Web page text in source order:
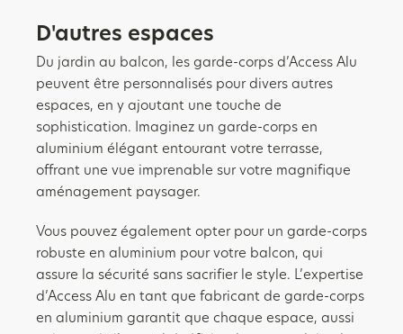
D'autres espaces
Du jardin au balcon, les garde-corps d’Access Alu
peuvent être personnalisés pour divers autres
espaces, en y ajoutant une touche de
sophistication. Imaginez un garde-corps en
aluminium élégant entourant votre terrasse,
offrant une vue imprenable sur votre magnifique
aménagement paysager.
Vous pouvez également opter pour un garde-corps
robuste en aluminium pour votre balcon, qui
assure la sécurité sans sacrifier le style. L’expertise
d’Access Alu en tant que fabricant de garde-corps
en aluminium garantit que chaque espace, aussi